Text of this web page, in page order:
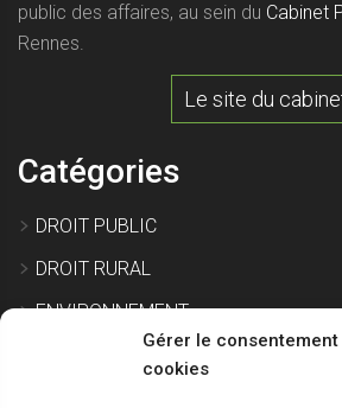
Gérer le consentement
cookies
public des affaires, au sein du Cabinet
Rennes.
Le site du
Catégories
DROIT PUBLIC
DROIT RURAL
ENVIRONNEMENT
EXPROPRIATION